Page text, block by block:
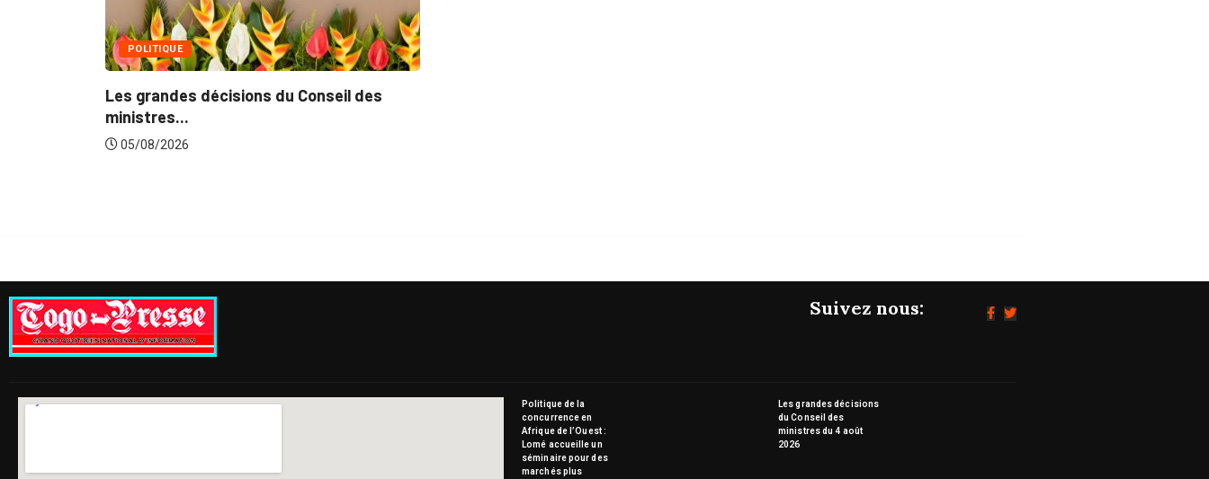
décisions du Conseil des
Suivez nous:
Politique de la
concurrence en
Afrique de l’Ouest :
Lomé accueille un
séminaire pour des
marchés plus
Les grandes décisions
du Conseil des
ministres du 4 août
2026